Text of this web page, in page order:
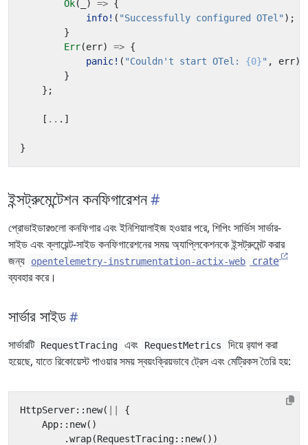
Ok( ) => {
info! ( "Successfully configured OTel" );
}
Err(err) => {
panic! ( "Couldn't start OTel: {0}" , err);
}
};
[ .. .]
}
ইন্সট্রুমেন্টেশন কনফিগারেশন
প্রোভাইডারগুলো কনফিগার এবং ইনিশিয়ালাইজ হওয়ার পরে, শিপিং সার্ভিস সার্ভার-
সাইড এবং ক্লায়েন্ট-সাইড কনফিগারেশনের সময় অ্যাপ্লিকেশনকে ইন্সট্রুমেন্ট করার
জন্য
opentelemetry-instrumentation-actix-web
crate
ব্যবহার করে।
সার্ভার সাইড
সার্ভারটি RequestTracing এবং RequestMetrics
দিয়ে র‍্যাপ করা
হয়েছে, যাতে রিকোয়েস্ট পাওয়ার সময় স্বয়ংক্রিয়ভাবে ট্রেস এবং মেট্রিকস তৈরি হয়:
HttpServer:: new(
{
App:: new()
.wrap(RequestTracing:: new())